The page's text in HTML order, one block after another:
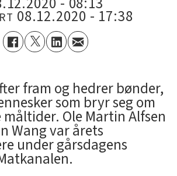
08.12.2020 - 17:38
fram og hedrer bønder,
som bryr seg om
Ole Martin Alfsen
Wang var årets
under gårsdagens